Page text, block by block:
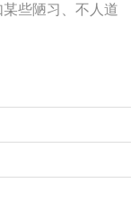
些陋习、不人道